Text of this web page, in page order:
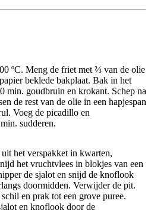
ºC. Meng de friet met ⅔ van de olie
beklede bakplaat. Bak in het
min. goudbruin en krokant. Schep na
de rest van de olie in een hapjespan
Voeg de picadillo en
sudderen.
het verspakket in kwarten,
het vruchtvlees in blokjes van een
de sjalot en snijd de knoflook
doormidden. Verwijder de pit.
en prak tot een grove puree.
en knoflook door de